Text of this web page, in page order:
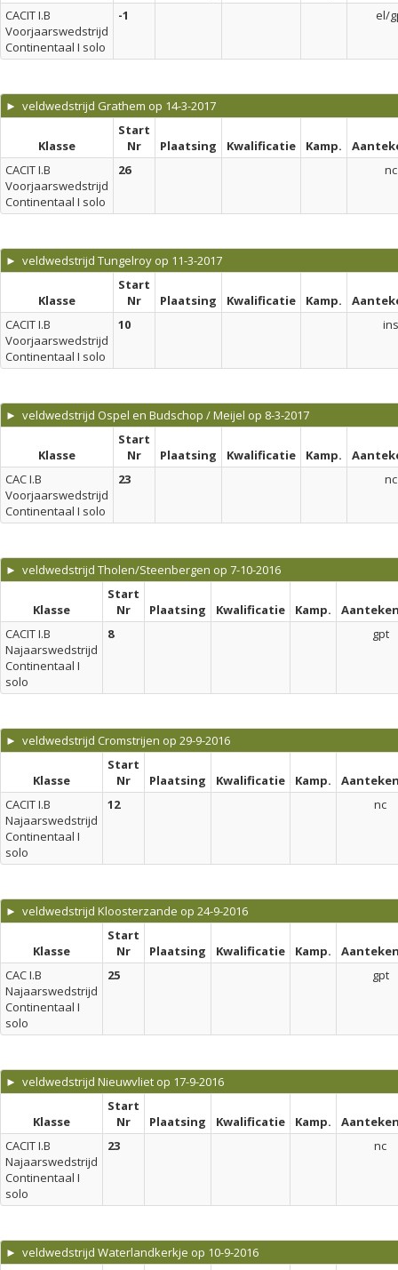
CACIT I.B
Voorjaarswedstrijd
Continentaal I solo
-1 el/
► veldwedstrijd Grathem op 14-3-2017
Klasse
Start
Nr
Plaatsing Kwalificatie Kamp.
CACIT I.B
Voorjaarswedstrijd
Continentaal I solo
26 nc
► veldwedstrijd Tungelroy op 11-3-2017
Klasse
Start
Nr
Plaatsing Kwalificatie Kamp.
CACIT I.B
Voorjaarswedstrijd
Continentaal I solo
10 ins
► veldwedstrijd Ospel en Budschop / Meijel op 8-3-2017
Klasse
Start
Nr
Plaatsing Kwalificatie Kamp.
CAC I.B
Voorjaarswedstrijd
Continentaal I solo
23 nc
► veldwedstrijd Tholen/Steenbergen op 7-10-2016
Klasse
Start
Nr
Plaatsing Kwalificatie Kamp.
CACIT I.B
Najaarswedstrijd
Continentaal I
solo
8 gpt
► veldwedstrijd Cromstrijen op 29-9-2016
Klasse
Start
Nr
Plaatsing Kwalificatie Kamp.
CACIT I.B
Najaarswedstrijd
Continentaal I
solo
12 nc
► veldwedstrijd Kloosterzande op 24-9-2016
Klasse
Start
Nr
Plaatsing Kwalificatie Kamp.
CAC I.B
Najaarswedstrijd
Continentaal I
solo
25 gpt
► veldwedstrijd Nieuwvliet op 17-9-2016
Klasse
Start
Nr
Plaatsing Kwalificatie Kamp.
CACIT I.B
Najaarswedstrijd
Continentaal I
solo
23 nc
► veldwedstrijd Waterlandkerkje op 10-9-2016